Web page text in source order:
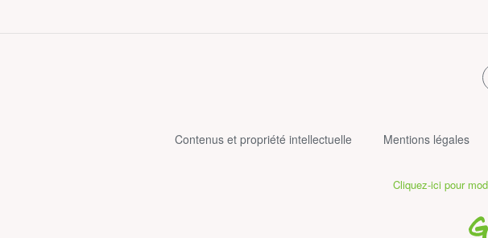
Contenus et propriété intellectuelle Mentions légales
Cliquez-ici pour